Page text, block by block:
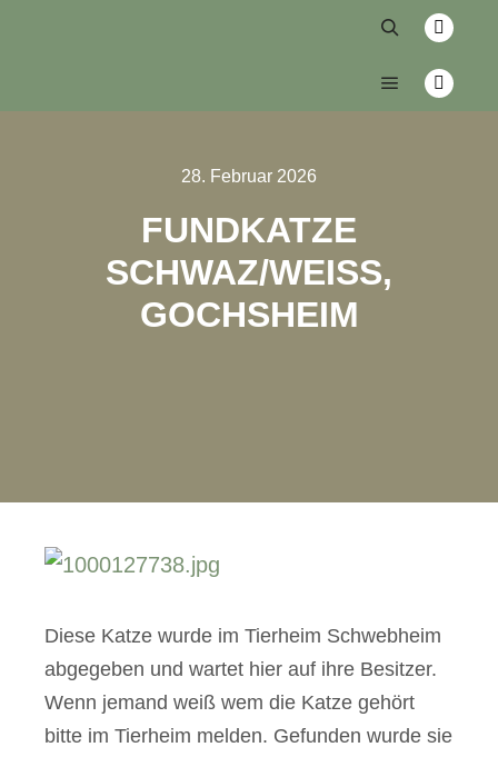
28. Februar 2026
FUNDKATZE
SCHWAZ/WEISS, G
OCHSHEIM
Diese Katze wurde im Tierheim Schwebheim
abgegeben und wartet hier auf ihre Besitzer.
Wenn jemand weiß wem die Katze gehört
bitte im Tierheim melden. Gefunden wurde sie